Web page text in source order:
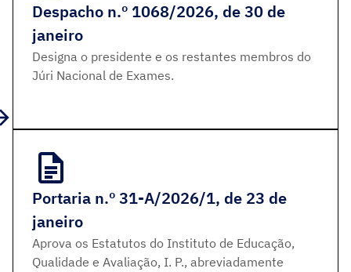
Despacho n.º 1068/2026, de 30 de
janeiro
Designa o presidente e os restantes membros do
Júri Nacional de Exames.
Portaria n.º 31-A/2026/1, de 23 de
janeiro
Aprova os Estatutos do Instituto de Educação,
Qualidade e Avaliação, I. P., abreviadamente